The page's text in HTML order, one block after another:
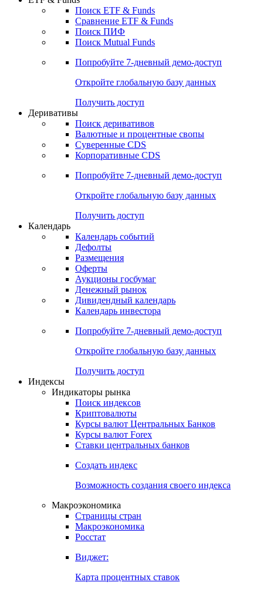
Поиск ETF & Funds
Сравнение ETF & Funds
Поиск ПИФ
Поиск Mutual Funds
Попробуйте 7-дневный демо-доступ
Откройте глобальную базу данных
Получить доступ
Деривативы
Поиск деривативов
Валютные и процентные свопы
Суверенные CDS
Корпоративные CDS
Попробуйте 7-дневный демо-доступ
Откройте глобальную базу данных
Получить доступ
Календарь
Календарь событий
Дефолты
Размещения
Оферты
Аукционы госбумаг
Денежный рынок
Дивидендный календарь
Календарь инвестора
Попробуйте 7-дневный демо-доступ
Откройте глобальную базу данных
Получить доступ
Индексы
Индикаторы рынка
Поиск индексов
Криптовалюты
Курсы валют Центральных Банков
Курсы валют Forex
Ставки центральных банков
Создать индекс
Возможность создания своего индекса
Макроэкономика
Страницы стран
Макроэкономика
Росстат
Виджет:
Карта процентных ставок